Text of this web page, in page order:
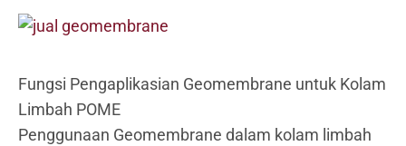
Fungsi Pengaplikasian Geomembrane untuk Kolam
Limbah POME
Penggunaan Geomembrane dalam kolam limbah